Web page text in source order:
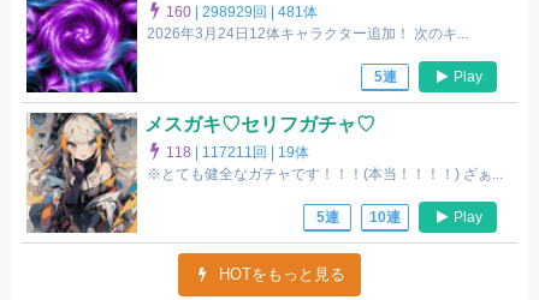
160 |298929回 |481体
2026年3月24日12体キャラクター追加！ 次のキ...
5連 Play
メスガキ♡セリフガチャ♡
118 117211回 | 19体
※とても健全なガチャです！！！(本当！！！！) ざぁ...
5連 10連 Play
HOTをもっと見る